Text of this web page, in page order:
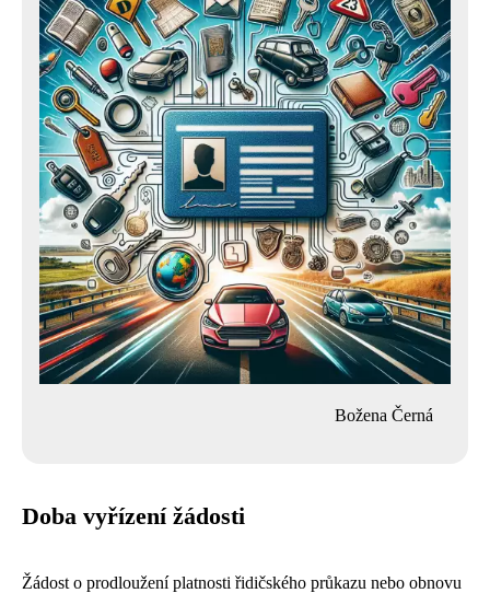
Božena Černá
Doba vyřízení žádosti
Žádost o prodloužení platnosti řidičského průkazu nebo obnovu